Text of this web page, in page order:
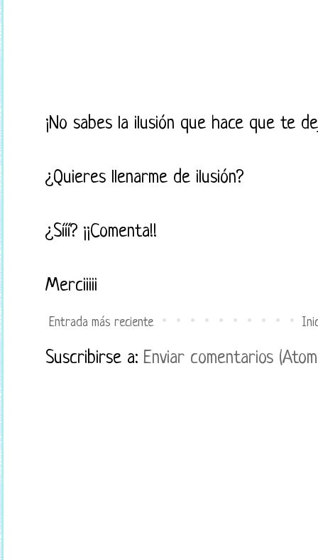
¡No sabes la ilusión que hace que te
¿Quieres llenarme de ilusión?
¿Sííí? ¡¡Comenta!!
Merciiiii
Entrada más reciente
Suscribirse a: Enviar comentarios